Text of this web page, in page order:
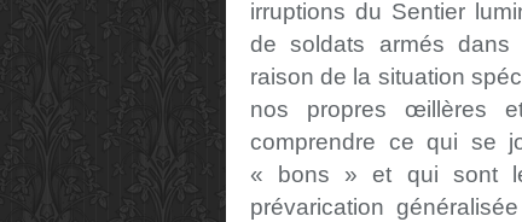
irruptions du Sentier
de soldats armés dans
raison de la situation
nos propres œillères
comprendre ce qui se
« bons » et qui sont
prévarication